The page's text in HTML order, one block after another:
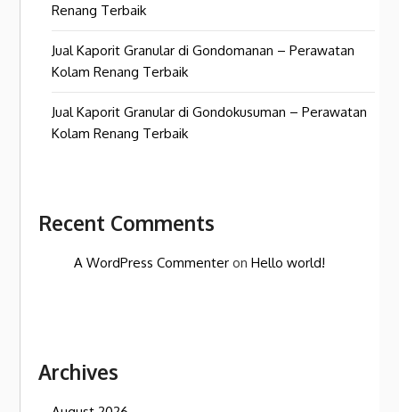
Renang Terbaik
Jual Kaporit Granular di Gondomanan – Perawatan
Kolam Renang Terbaik
Jual Kaporit Granular di Gondokusuman – Perawatan
Kolam Renang Terbaik
Recent Comments
A WordPress Commenter onHello world!
Archives